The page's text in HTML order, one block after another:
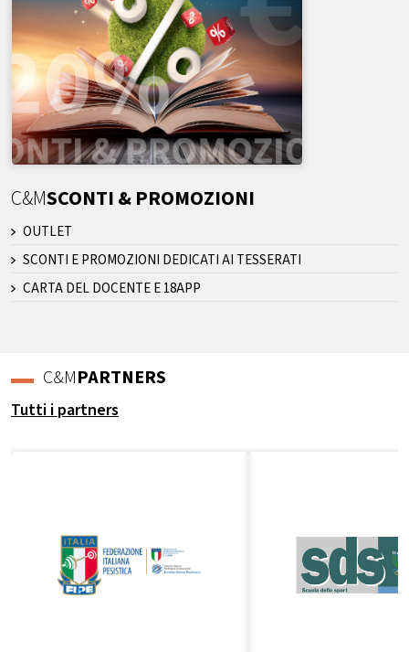
C&MSCONTI & PROMOZIONI
OUTLET
SCONTI E PROMOZIONI DEDICATI AI TESSERATI
CARTA DEL DOCENTE E 18APP
C&MPARTNERS
Tutti i partners